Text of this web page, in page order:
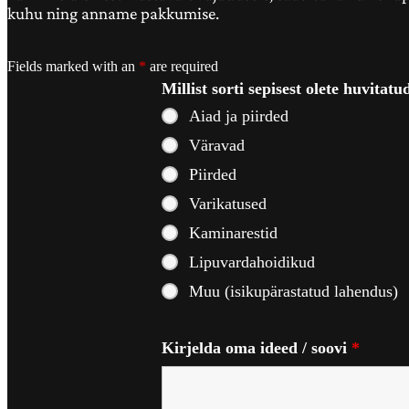
kuhu ning anname pakkumise.
Fields marked with an * are required
Millist sorti sepisest olete
Aiad ja piirded
Väravad
Piirded
Varikatused
Kaminarestid
Lipuvardahoidikud
Muu (isikupärastatud lahendus)
Kirjelda oma ideed / soovi *